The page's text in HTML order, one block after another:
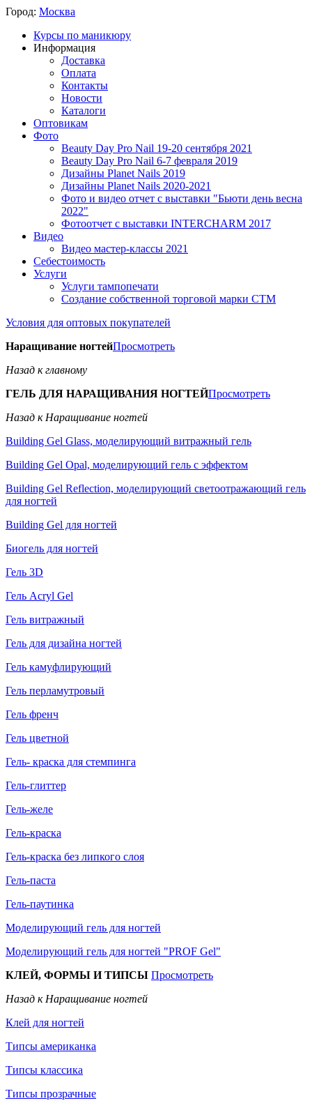
Город: Москва
Курсы по маникюру
Информация
Доставка
Оплата
Контакты
Новости
Каталоги
Оптовикам
Фото
Beauty Day Pro Nail 19-20 сентября 2021
Beauty Day Pro Nail 6-7 февраля 2019
Дизайны Planet Nails 2019
Дизайны Planet Nails 2020-2021
Фото и видео отчет с выставки "Бьюти день весна
2022"
Фотоотчет с выставки INTERCHARM 2017
Видео
Видео мастер-классы 2021
Себестоимость
Услуги
Услуги тампопечати
Создание собственной торговой марки СТМ
Условия для оптовых покупателей
Наращивание ногтейПросмотреть
Назад к главному
ГЕЛЬ ДЛЯ НАРАЩИВАНИЯ НОГТЕЙПросмотреть
Назад к Наращивание ногтей
Building Gel Glass, моделирующий витражный гель
Building Gel Opal, моделирующий гель с эффектом
Building Gel Reflection, моделирующий светоотражающий гель
для ногтей
Building Gel для ногтей
Биогель для ногтей
Гель 3D
Гель Acryl Gel
Гель витражный
Гель для дизайна ногтей
Гель камуфлирующий
Гель перламутровый
Гель френч
Гель цветной
Гель- краска для стемпинга
Гель-глиттер
Гель-желе
Гель-краска
Гель-краска без липкого слоя
Гель-паста
Гель-паутинка
Моделирующий гель для ногтей
Моделирующий гель для ногтей "PROF Gel"
КЛЕЙ, ФОРМЫ И ТИПСЫ Просмотреть
Назад к Наращивание ногтей
Клей для ногтей
Типсы американка
Типсы классика
Типсы прозрачные